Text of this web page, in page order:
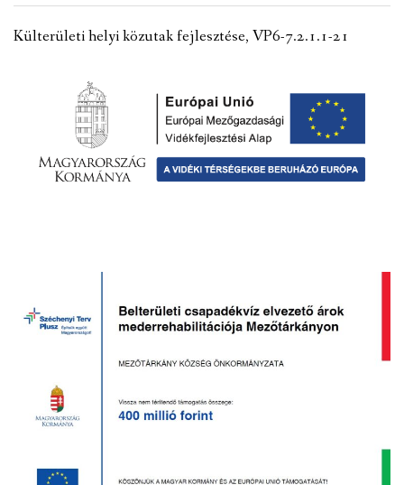
Külterületi helyi közutak fejlesztése, VP6-7.2.1.1-21